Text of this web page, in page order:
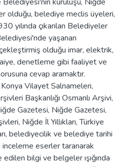
olduğu, belediye meclis üyeleri,
yılında çıkarılan Belediyeler
yaşanan
olduğu imar, elektrik,
denetleme gibi faaliyet ve
cevap aramaktır.
Vilayet Salnameleri,
Başkanlığı Osmanlı Arşivi,
Gazetesi, Niğde Gazetesi,
Niğde İl Yıllıkları, Türkiye
belediyecilik ve belediye tarihi
inceleme eserler taranarak
bilgi ve belgeler ışığında